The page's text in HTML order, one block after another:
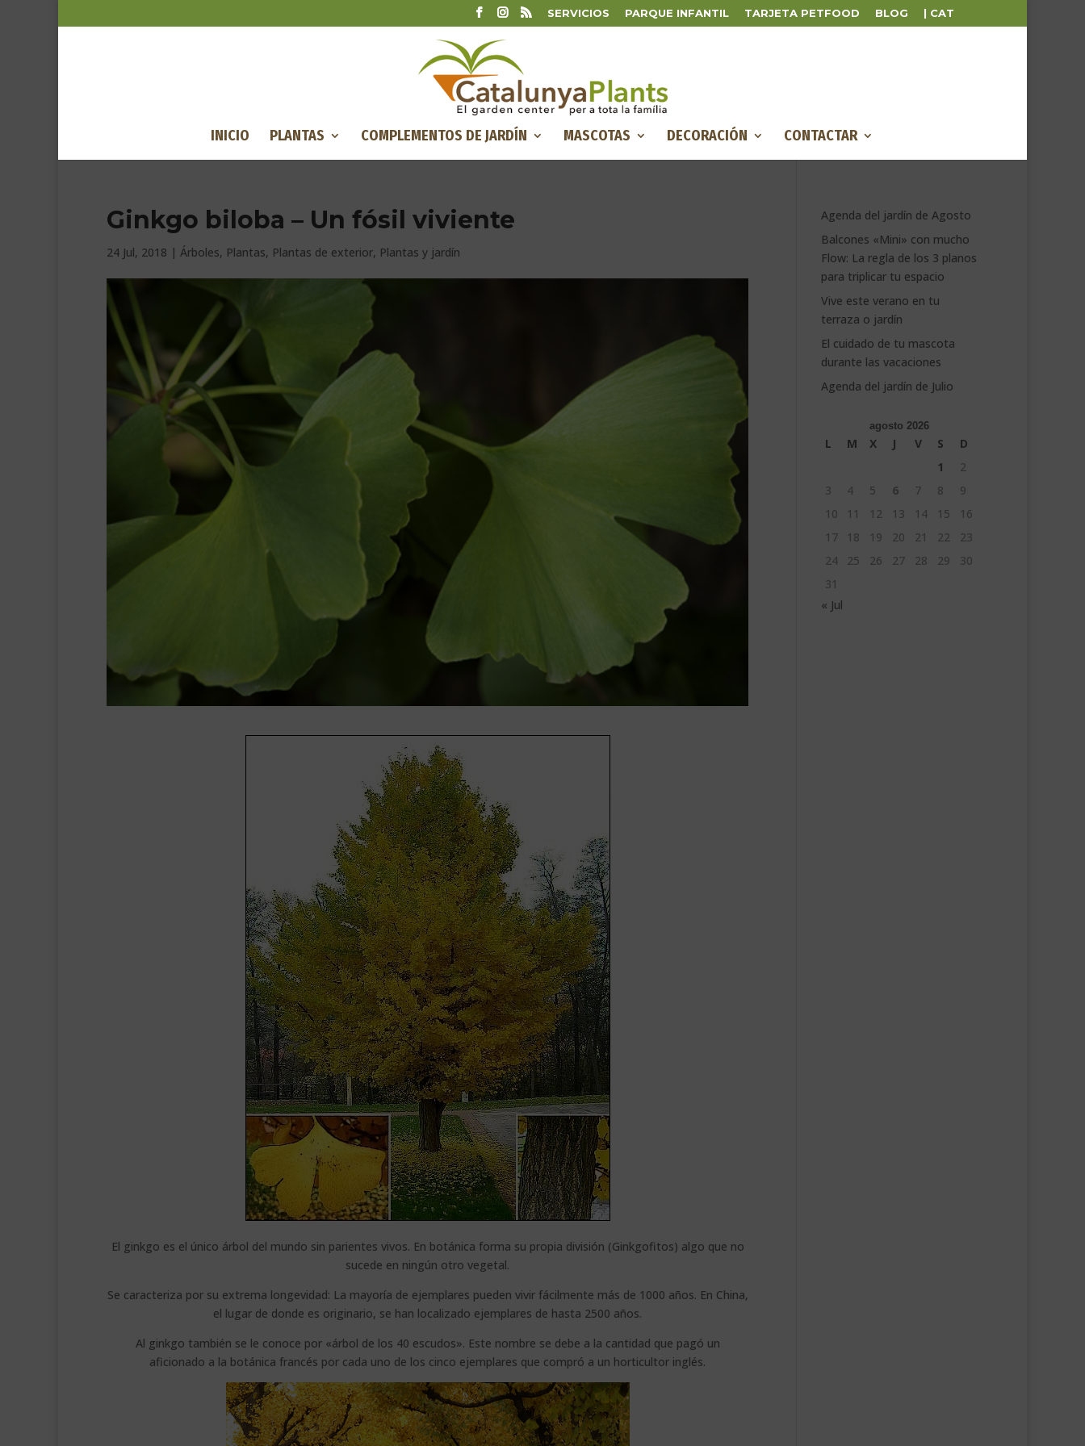
SERVICIOS PARQUE INFANTIL TARJETA PETFOOD BLOG | CAT
INICIO PLANTAS COMPLEMENTOS DE JARDÍN MASCOTAS DECORACIÓN CONTACTAR
Ginkgo biloba – Un fósil viviente
24 Jul, 2018 | Árboles, Plantas, Plantas de exterior, Plantas y jardín
El ginkgo es el único árbol del mundo sin parientes vivos. En botánica forma su propia división (Ginkgofitos) algo que no
sucede en ningún otro vegetal.
Se caracteriza por su extrema longevidad: La mayoría de ejemplares pueden vivir fácilmente más de 1000 años. En China,
el lugar de donde es originario, se han localizado ejemplares de hasta 2500 años.
Al ginkgo también se le conoce por «árbol de los 40 escudos». Este nombre se debe a la cantidad que pagó un
aficionado a la botánica francés por cada uno de los cinco ejemplares que compró a un horticultor inglés.
Agenda del jardín de Agosto
Balcones «Mini» con mucho
Flow: La regla de los 3 planos
para triplicar tu espacio
Vive este verano en tu
terraza o jardín
El cuidado de tu mascota
durante las vacaciones
Agenda del jardín de Julio
agosto 2026
L M X J V S
D
1
2
3
4 5 6 7 8
9
10
11 12 13 14 15
16
17
18 19 20 21 22
23
24
25 26 27 28 29
30
31
« Jul